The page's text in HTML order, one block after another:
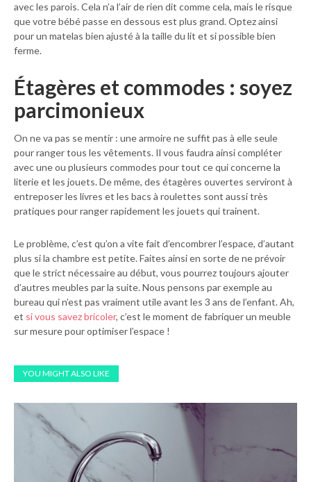
avec les parois. Cela n’a l’air de rien dit comme cela, mais le risque
que votre bébé passe en dessous est plus grand. Optez ainsi
pour un matelas bien ajusté à la taille du lit et si possible bien
ferme.
Étagères et commodes : soyez
parcimonieux
On ne va pas se mentir : une armoire ne suffit pas à elle seule
pour ranger tous les vêtements. Il vous faudra ainsi compléter
avec une ou plusieurs commodes pour tout ce qui concerne la
literie et les jouets. De même, des étagères ouvertes serviront à
entreposer les livres et les bacs à roulettes sont aussi très
pratiques pour ranger rapidement les jouets qui trainent.
Le problème, c’est qu’on a vite fait d’encombrer l’espace, d’autant
plus si la chambre est petite. Faites ainsi en sorte de ne prévoir
que le strict nécessaire au début, vous pourrez toujours ajouter
d’autres meubles par la suite. Nous pensons par exemple au
bureau qui n’est pas vraiment utile avant les 3 ans de l’enfant. Ah,
et si vous savez bricoler, c’est le moment de fabriquer un meuble
sur mesure pour optimiser l’espace !
YOU MIGHT ALSO LIKE